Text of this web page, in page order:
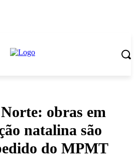
obras em
natalina são
do MPMT